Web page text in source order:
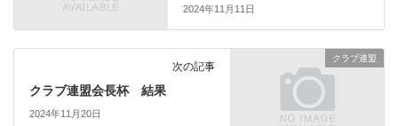
2024年11月11日
クラブ連盟
次の記事
クラブ連盟会長杯 結果
2024年11月20日